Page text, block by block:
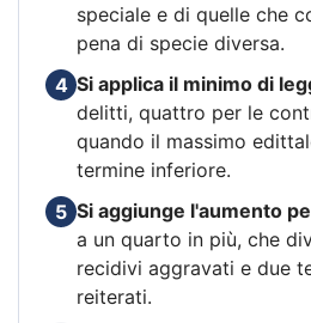
speciale e di quelle che
pena di specie diversa.
4 Si applica il minimo di
delitti, quattro per le
quando il massimo
termine inferiore.
5 Si aggiunge l'aumento
a un quarto in più, che
recidivi aggravati e due
reiterati.